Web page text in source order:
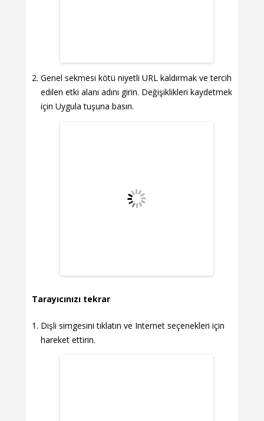
Genel sekmesi kötü niyetli URL kaldırmak ve tercih
edilen etki alanı adını girin. Değişiklikleri kaydetmek
için Uygula tuşuna basın.
Tarayıcınızı tekrar
Dişli simgesini tıklatın ve Internet seçenekleri için
hareket ettirin.